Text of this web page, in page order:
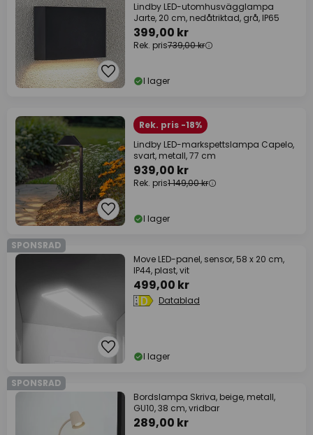
Lindby LED-utomhusvägglampa
Jarte, 20 cm, nedåtriktad, grå, IP65
399,00 kr
Rek. pris739,00 kr
I lager
Rek. pris -18%
Lindby LED-markspettslampa Capelo,
svart, metall, 77 cm
939,00 kr
Rek. pris1 149,00 kr
I lager
SPONSRAD
Move LED-panel, sensor, 58 x 20 cm,
IP44, plast, vit
499,00 kr
Datablad
I lager
SPONSRAD
Bordslampa Skriva, beige, metall,
GU10, 38 cm, vridbar
289,00 kr